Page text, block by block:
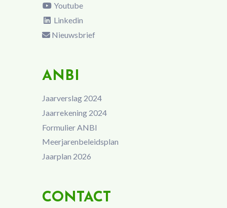
Youtube
Linkedin
Nieuwsbrief
ANBI
Jaarverslag 2024
Jaarrekening 2024
Formulier ANBI
Meerjarenbeleidsplan
Jaarplan 2026
CONTACT